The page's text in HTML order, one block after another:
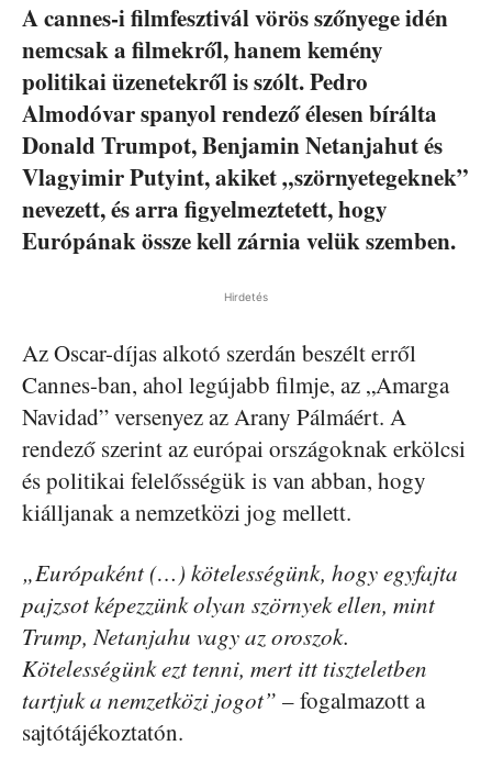
A cannes-i filmfesztivál vörös szőnyege idén
nemcsak a filmekről, hanem kemény
politikai üzenetekről is szólt. Pedro
Almodóvar spanyol rendező élesen bírálta
Donald Trumpot, Benjamin Netanjahut és
Vlagyimir Putyint, akiket „szörnyetegeknek”
nevezett, és arra figyelmeztetett, hogy
Európának össze kell zárnia velük szemben.
Hirdetés
Az Oscar-díjas alkotó szerdán beszélt erről
Cannes-ban, ahol legújabb filmje, az „Amarga
Navidad” versenyez az Arany Pálmáért. A
rendező szerint az európai országoknak erkölcsi
és politikai felelősségük is van abban, hogy
kiálljanak a nemzetközi jog mellett.
„Európaként (…) kötelességünk, hogy egyfajta
pajzsot képezzünk olyan szörnyek ellen, mint
Trump, Netanjahu vagy az oroszok.
Kötelességünk ezt tenni, mert itt tiszteletben
tartjuk a nemzetközi jogot” – fogalmazott a
sajtótájékoztatón.